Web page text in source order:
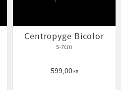
Centropyge Bicolor
5-7cm
599,00KR